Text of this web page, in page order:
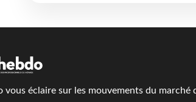
vous éclaire sur les mouvements du